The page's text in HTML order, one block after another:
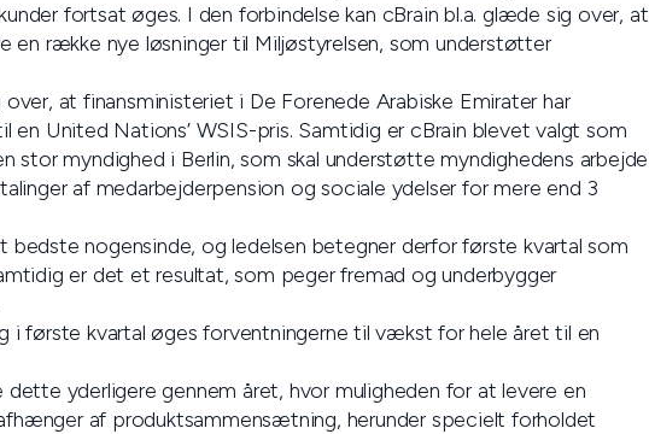
fortsat øges. I den forbindelse kan cBrain bl.a. glæde sig over, at
en række nye løsninger til Miljøstyrelsen, som understøtter
at finansministeriet i De Forenede Arabiske Emirater har
en United Nations’ WSIS-pris. Samtidig er cBrain blevet valgt som
stor myndighed i Berlin, som skal understøtte myndighedens arbejde
af medarbejderpension og sociale ydelser for mere end 3
bedste nogensinde, og ledelsen betegner derfor første kvartal som
er det et resultat, som peger fremad og underbygger
i første kvartal øges forventningerne til vækst for hele året til en
yderligere gennem året, hvor muligheden for at levere en
af produktsammensætning, herunder specielt forholdet